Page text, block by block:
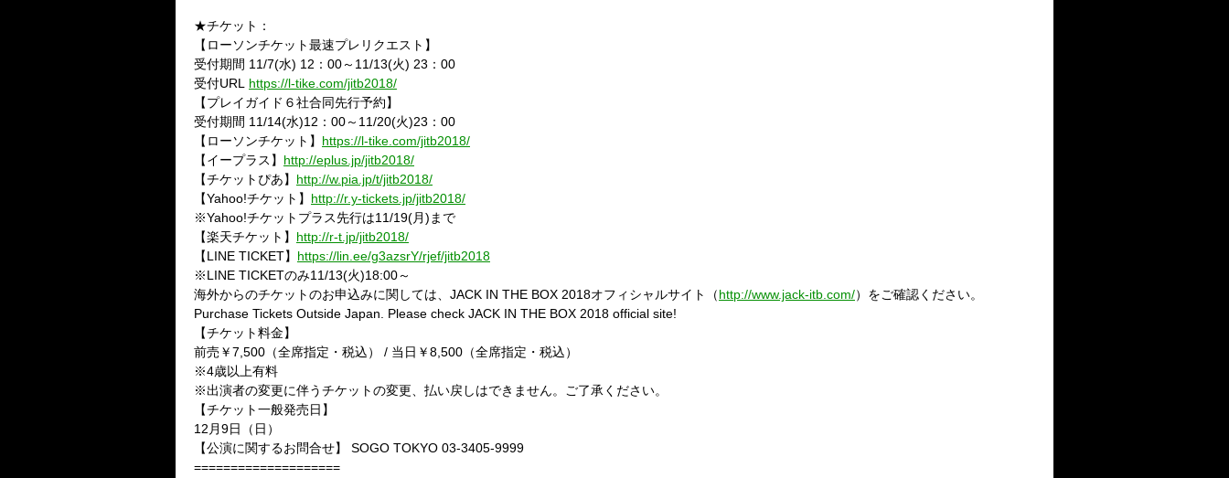
★チケット：
【ローソンチケット最速プレリクエスト】
受付期間 11/7(水) 12：00～11/13(火) 23：00
受付URL https://l-tike.com/jitb2018/
【プレイガイド６社合同先行予約】
受付期間 11/14(水)12：00～11/20(火)23：00
【ローソンチケット】 https://l-tike.com/jitb2018/
【イープラス】 http://eplus.jp/jitb2018/
【チケットぴあ】 http://w.pia.jp/t/jitb2018/
【Yahoo!チケット】 http://r.y-tickets.jp/jitb2018/
※Yahoo!チケットプラス先行は11/19(月)まで
【楽天チケット】 http://r-t.jp/jitb2018/
【LINE TICKET】 https://lin.ee/g3azsrY/rjef/jitb2018
※LINE TICKETのみ11/13(火)18:00～
海外からのチケットのお申込みに関しては、JACK IN THE BOX 2018オフィシャルサイト（http://www.jack-itb.com/）をご確認ください。
Purchase Tickets Outside Japan. Please check JACK IN THE BOX 2018 official site!
【チケット料金】
前売￥7,500（全席指定・税込） / 当日￥8,500（全席指定・税込）
※4歳以上有料
※出演者の変更に伴うチケットの変更、払い戻しはできません。ご了承ください。
【チケット一般発売日】
12月9日（日）
【公演に関するお問合せ】 SOGO TOKYO 03-3405-9999
====================